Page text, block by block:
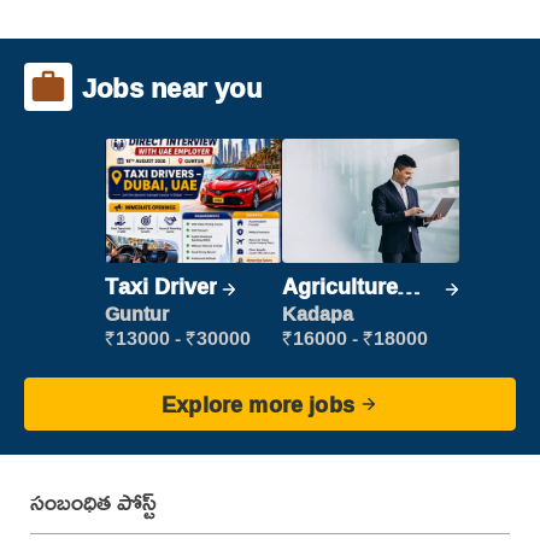
Jobs near you
Taxi Driver
Guntur
₹13000 - ₹30000
Agriculture
Labour
Kadapa
₹16000 - ₹18000
Explore more jobs
సంబంధిత పోస్ట్